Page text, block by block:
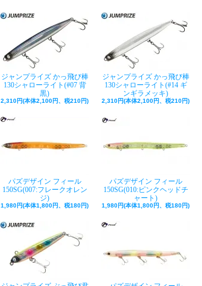
ジャンプライズ かっ飛び棒
130シャローライト(#07 背
黒)
2,310円(本体2,100円、税210円)
ジャンプライズ かっ飛び棒
130シャローライト(#14 ギ
ンギラメッキ)
2,310円(本体2,100円、税210円)
パズデザイン フィール
150SG(007:フレークオレン
ジ)
1,980円(本体1,800円、税180円)
パズデザイン フィール
150SG(010:ピンクヘッドチ
ャート)
1,980円(本体1,800円、税180円)